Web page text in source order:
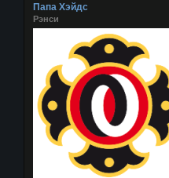
Папа Хэйдс
Рэнси